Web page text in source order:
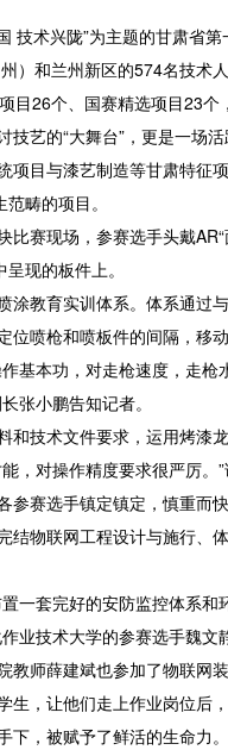
术兴陇”为主题的甘肃省第
和兰州新区的574名技术人
26个、国赛精选项目23个
的“大舞台”，更是一场活
目与漆艺制造等甘肃特征
畴的项目。
现场，参赛选手头戴AR“
现的板件上。
教育实训体系。体系通过
喷枪和喷板件的间隔，移
本功，对走枪速度，走枪
张小鹏告知记者。
技术文件要求，运用烤漆
，对操作精度要求很严厉。”
赛选手镇定镇定，慎重而快
物联网工程设计与施行、
套完好的安防监控体系和
业技术大学的参赛选手魏文
师薛建斌也参加了物联网
，让他们走上作业岗位后
，被赋予了鲜活的生命力